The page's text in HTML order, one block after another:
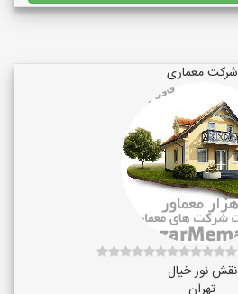
شرکت معماری
نقش نور خیال
تهران